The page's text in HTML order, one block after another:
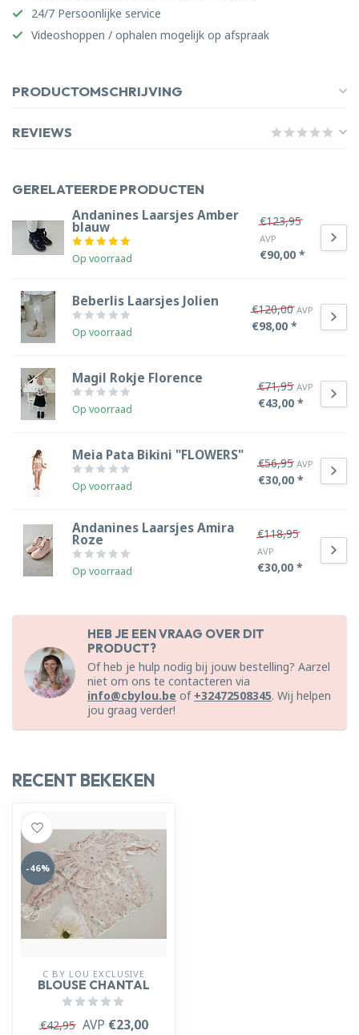
24/7 Persoonlijke service
Videoshoppen / ophalen mogelijk op afspraak
PRODUCTOMSCHRIJVING
REVIEWS
GERELATEERDE PRODUCTEN
Andanines Laarsjes Amber
blauw
Op voorraad
€123,95
AVP
€90,00 *
Beberlis Laarsjes Jolien
Op voorraad
€120,00 AVP
€98,00 *
Magil Rokje Florence
Op voorraad
€71,95 AVP
€43,00 *
Meia Pata Bikini "FLOWERS"
Op voorraad
€56,95 AVP
€30,00 *
Andanines Laarsjes Amira
Roze
Op voorraad
€118,95
AVP
€30,00 *
HEB JE EEN VRAAG OVER DIT
PRODUCT?
Of heb je hulp nodig bij jouw bestelling? Aarzel
niet om ons te contacteren via
info@cbylou.be of +32472508345. Wij helpen
jou graag verder!
RECENT BEKEKEN
-46%
C BY LOU EXCLUSIVE
BLOUSE CHANTAL
€42,95 AVP €23,00